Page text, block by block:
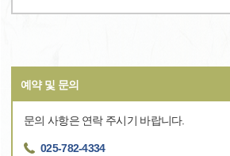
예약 및 문의
문의 사항은 연락 주시기 바랍니다.
025-782-4334